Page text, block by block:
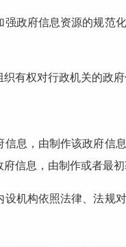
政府信息资源的规范
有权对行政机关的政
息，由制作该政府信
信息，由制作或者最
构依照法律、法规对